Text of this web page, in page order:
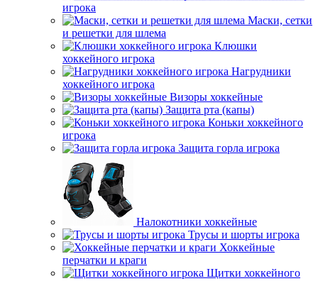
игрока
Маски, сетки
и решетки для шлема
Клюшки
хоккейного игрока
Нагрудники
хоккейного игрока
Визоры хоккейные
Защита рта (капы)
Коньки хоккейного
игрока
Защита горла игрока
Налокотники хоккейные
Трусы и шорты игрока
Хоккейные
перчатки и краги
Щитки хоккейного